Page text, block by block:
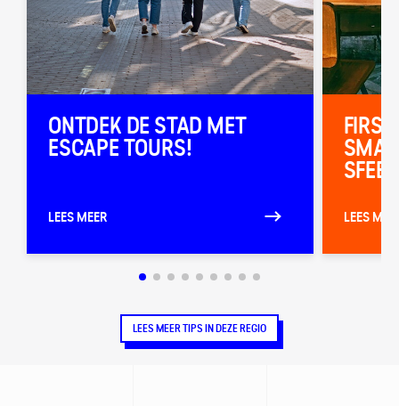
ONTDEK DE STAD MET
ESCAPE TOURS!
LEES MEER LEES
LEES MEER TIPS IN DEZE REGIO